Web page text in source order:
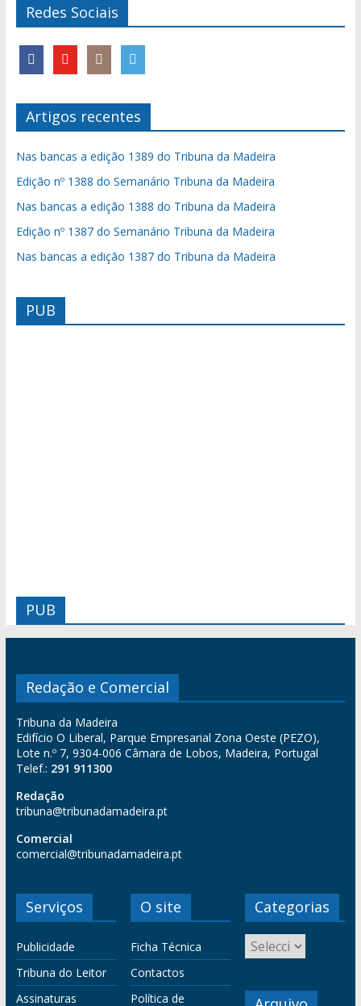
Redes Sociais
Artigos recentes
Nas bancas a edição 1389 do Tribuna da Madeira
Edição nº 1388 do Semanário Tribuna da Madeira
Nas bancas a edição 1388 do Tribuna da Madeira
Edição nº 1387 do Semanário Tribuna da Madeira
Nas bancas a edição 1387 do Tribuna da Madeira
PUB
PUB
Redação e Comercial
Tribuna da Madeira
Edifício O Liberal, Parque Empresarial Zona Oeste (PEZO),
Lote n.º 7, 9304-006 Câmara de Lobos, Madeira, Portugal
Telef.: 291 911300
Redação
tribuna@tribunadamadeira.pt
Comercial
comercial@tribunadamadeira.pt
Serviços
Publicidade
Tribuna do Leitor
Assinaturas
O site
Ficha Técnica
Contactos
Política de
Categorias